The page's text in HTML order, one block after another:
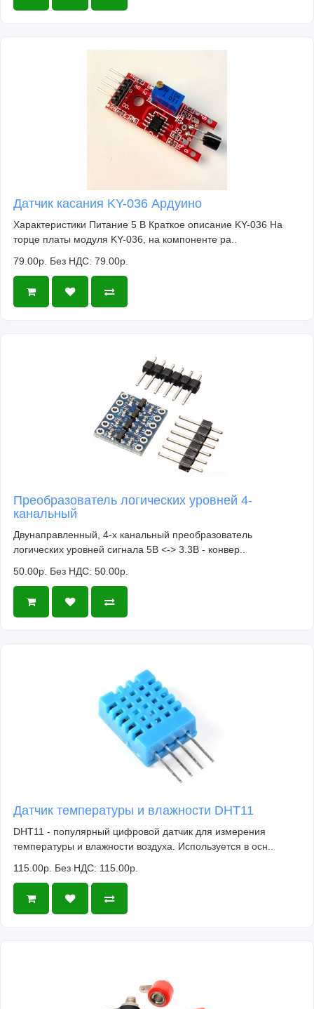
Датчик касания KY-036 Ардуино
Характеристики Питание 5 В Краткое описание KY-036 На
торце платы модуля KY-036, на компоненте ра..
79.00р. Без НДС: 79.00р.
Преобразователь логических уровней 4-
канальный
Двунаправленный, 4-х канальный преобразователь
логических уровней сигнала 5В <-> 3.3В - конвер..
50.00р. Без НДС: 50.00р.
Датчик температуры и влажности DHT11
DHT11 - популярный цифровой датчик для измерения
температуры и влажности воздуха. Используется в осн..
115.00р. Без НДС: 115.00р.